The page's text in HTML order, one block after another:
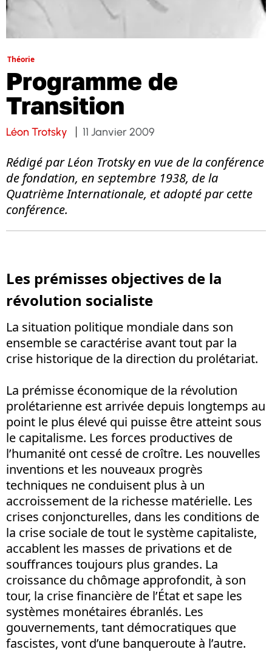
Théorie
Programme de
Transition
Léon Trotsky 11 Janvier 2009
Rédigé par Léon Trotsky en vue de la conférence
de fondation, en septembre 1938, de la
Quatrième Internationale, et adopté par cette
conférence.
Les prémisses objectives de la
révolution socialiste
La situation politique mondiale dans son
ensemble se caractérise avant tout par la
crise historique de la direction du prolétariat.
La prémisse économique de la révolution
prolétarienne est arrivée depuis longtemps au
point le plus élevé qui puisse être atteint sous
le capitalisme. Les forces productives de
l’humanité ont cessé de croître. Les nouvelles
inventions et les nouveaux progrès
techniques ne conduisent plus à un
accroissement de la richesse matérielle. Les
crises conjoncturelles, dans les conditions de
la crise sociale de tout le système capitaliste,
accablent les masses de privations et de
souffrances toujours plus grandes. La
croissance du chômage approfondit, à son
tour, la crise financière de l’État et sape les
systèmes monétaires ébranlés. Les
gouvernements, tant démocratiques que
fascistes, vont d’une banqueroute à l’autre.